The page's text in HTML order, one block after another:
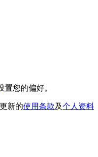
置您的偏好。
新的使用条款及个人资料